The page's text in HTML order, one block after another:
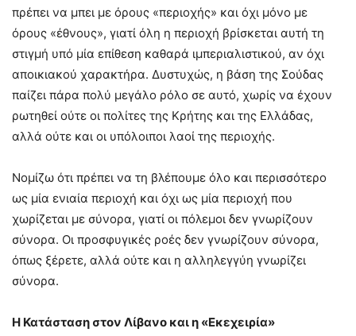
πρέπει να μπει με όρους «περιοχής» και όχι μόνο με
όρους «έθνους», γιατί όλη η περιοχή βρίσκεται αυτή τη
στιγμή υπό μία επίθεση καθαρά ιμπεριαλιστικού, αν όχι
αποικιακού χαρακτήρα. Δυστυχώς, η βάση της Σούδας
παίζει πάρα πολύ μεγάλο ρόλο σε αυτό, χωρίς να έχουν
ρωτηθεί ούτε οι πολίτες της Κρήτης και της Ελλάδας,
αλλά ούτε και οι υπόλοιποι λαοί της περιοχής.
Νομίζω ότι πρέπει να τη βλέπουμε όλο και περισσότερο
ως μία ενιαία περιοχή και όχι ως μία περιοχή που
χωρίζεται με σύνορα, γιατί οι πόλεμοι δεν γνωρίζουν
σύνορα. Οι προσφυγικές ροές δεν γνωρίζουν σύνορα,
όπως ξέρετε, αλλά ούτε και η αλληλεγγύη γνωρίζει
σύνορα.
Η Κατάσταση στον Λίβανο και η «Εκεχειρία»